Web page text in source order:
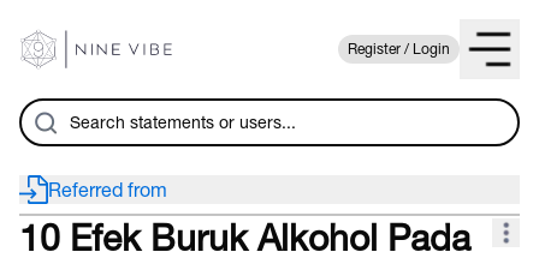
Register / Login
10 Efek Buruk Alkohol Pada
Referred from